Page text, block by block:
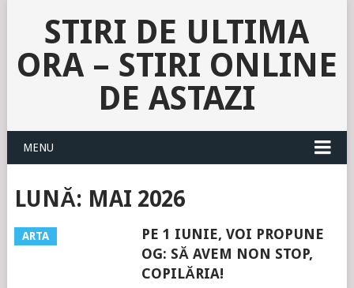
STIRI DE ULTIMA
ORA – STIRI ONLINE
DE ASTAZI
MENU
LUNĂ: MAI 2026
ARTA
PE 1 IUNIE, VOI PROPUNE
OG: SĂ AVEM NON STOP,
COPILĂRIA!